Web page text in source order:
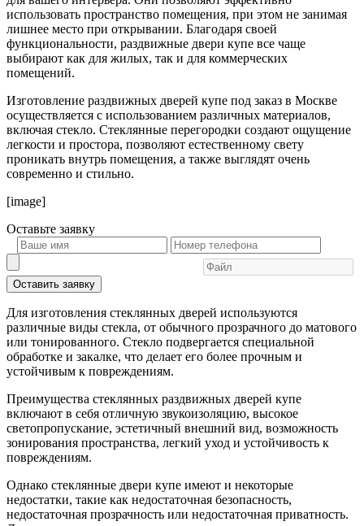
использовать пространство помещения, при этом не занимая
лишнее место при открывании. Благодаря своей
функциональности, раздвижные двери купе все чаще
выбирают как для жилых, так и для коммерческих
помещений.
Изготовление раздвижных дверей купе под заказ в Москве
осуществляется с использованием различных материалов,
включая стекло. Стеклянные перегородки создают ощущение
легкости и простора, позволяют естественному свету
проникать внутрь помещения, а также выглядят очень
современно и стильно.
[image]
Оставьте заявку
Оставить заявку
Для изготовления стеклянных дверей используются
различные виды стекла, от обычного прозрачного до матового
или тонированного. Стекло подвергается специальной
обработке и закалке, что делает его более прочным и
устойчивым к повреждениям.
Преимущества стеклянных раздвижных дверей купе
включают в себя отличную звукоизоляцию, высокое
светопропускание, эстетичный внешний вид, возможность
зонирования пространства, легкий уход и устойчивость к
повреждениям.
Однако стеклянные двери купе имеют и некоторые
недостатки, такие как недостаточная безопасность,
недостаточная прозрачность или недостаточная приватность.